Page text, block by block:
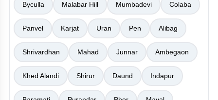
Byculla Malabar Hill Mumbadevi Colaba
Panvel Karjat Uran Pen Alibag
Shrivardhan Mahad Junnar Ambegaon
Khed Alandi Shirur Daund Indapur